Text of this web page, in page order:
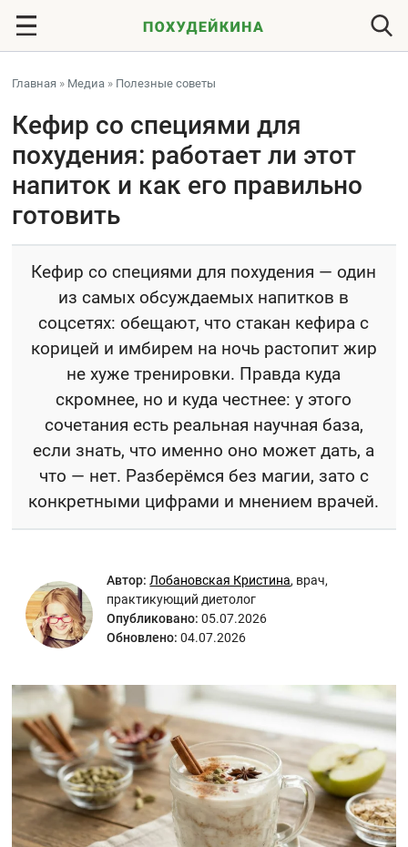
Главная » Медиа » Полезные советы
Кефир со специями для
похудения: работает ли этот
напиток и как его правильно
готовить
Кефир со специями для похудения — один
из самых обсуждаемых напитков в
соцсетях: обещают, что стакан кефира с
корицей и имбирем на ночь растопит жир
не хуже тренировки. Правда куда
скромнее, но и куда честнее: у этого
сочетания есть реальная научная база,
если знать, что именно оно может дать, а
что — нет. Разберёмся без магии, зато с
конкретными цифрами и мнением врачей.
Автор: Лобановская Кристина, врач,
практикующий диетолог
Опубликовано: 05.07.2026
Обновлено: 04.07.2026